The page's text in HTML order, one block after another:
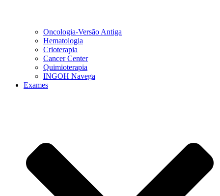
Oncologia-Versão Antiga
Hematologia
Crioterapia
Cancer Center
Quimioterapia
INGOH Navega
Exames